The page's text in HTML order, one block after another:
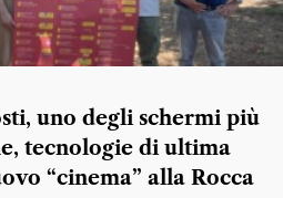
uno degli schermi più
tecnologie di ultima
“cinema” alla Rocca